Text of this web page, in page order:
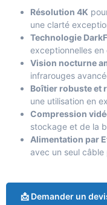
Résolution 4K
une clarté
Technologie
exceptionnelles
Vision nocturne
infrarouges
Boîtier robuste et
une utilisation en
Compression
stockage et de la
Alimentation par
avec un seul câble
📩 Demander un